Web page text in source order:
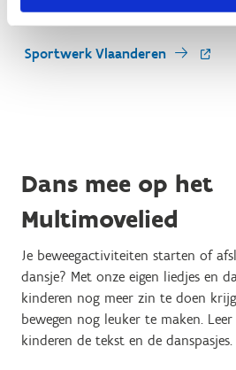
lesgever voor in jouw school.
Sportwerk Vlaanderen
Dans mee op het
Multimovelied
Je beweegactiviteiten starten of
dansje? Met onze eigen liedjes en
kinderen nog meer zin te doen
bewegen nog leuker te maken.
kinderen de tekst en de danspasjes.